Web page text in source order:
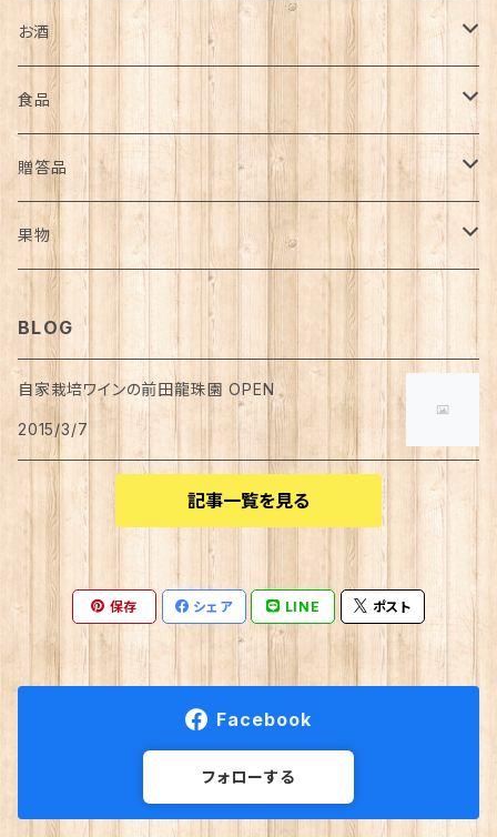
お酒
ワイン
白ワイン
赤ワイン
スパークリングワイン
焼酎
芋焼酎
ウィスキー
食品
オリーブオイル
野菜ペースト
贈答品
ワイン
果物
BLOG
自家栽培ワインの前田龍珠園 OPEN
2015/3/7
記事一覧を見る
保存 シェア LINE ポスト
Facebook
フォローする